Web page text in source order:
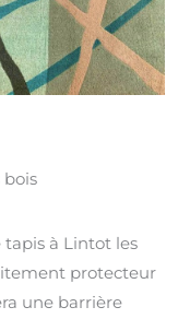
tapis à Lintot les
protecteur
une barrière